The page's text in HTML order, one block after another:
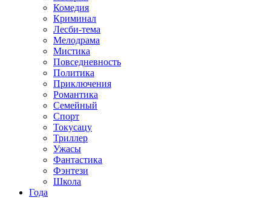
Комедия
Криминал
Лесби-тема
Мелодрама
Мистика
Повседневность
Политика
Приключения
Романтика
Семейный
Спорт
Токусацу
Триллер
Ужасы
Фантастика
Фэнтези
Школа
Года